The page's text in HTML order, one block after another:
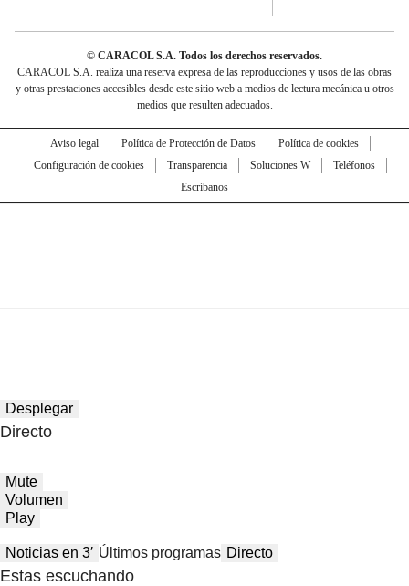
© CARACOL S.A. Todos los derechos reservados.
CARACOL S.A. realiza una reserva expresa de las reproducciones y usos de las obras
y otras prestaciones accesibles desde este sitio web a medios de lectura mecánica u otros
medios que resulten adecuados.
Aviso legal Política de Protección de Datos
Política de cookies
Configuración de cookies
Transparencia Soluciones W
Teléfonos
Escríbanos
Desplegar
Directo
Mute
Volumen
Play
Noticias en 3′ Últimos programas Directo
Estas escuchando